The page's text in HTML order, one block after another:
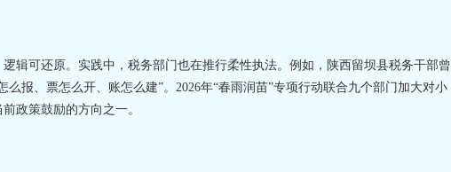
辑可还原。实践中，税务部门也在推行柔性执法。例如，陕西留坝县税务干部曾
报、票怎么开、账怎么建”。2026年“春雨润苗”专项行动联合九个部门加大对小
政策鼓励的方向之一。